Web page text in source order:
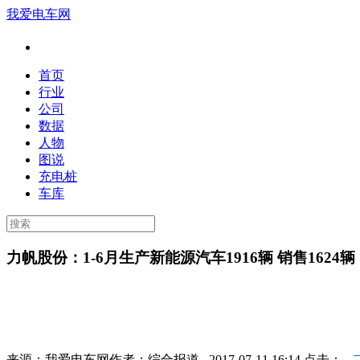
我爱电车网
首页
行业
公司
数据
人物
图说
充电桩
车库
力帆股份：1-6月生产新能源汽车1916辆 销售1624辆